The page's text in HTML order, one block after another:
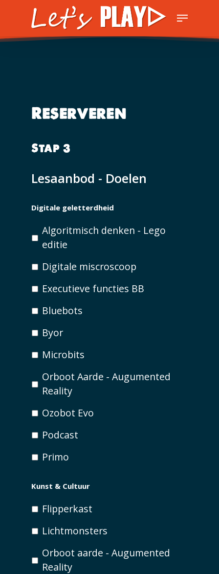
main
Menu
Reserveren
Stap 3
Lesaanbod - Doelen
Digitale geletterdheid
Algoritmisch denken - Lego
editie
Digitale miscroscoop
Executieve functies BB
Bluebots
Byor
Microbits
Orboot Aarde - Augumented
Reality
Ozobot Evo
Podcast
Primo
Kunst & Cultuur
Flipperkast
Lichtmonsters
Orboot aarde - Augumented
Reality